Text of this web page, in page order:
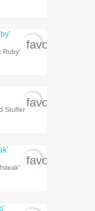
Ruby'
Stuffer'